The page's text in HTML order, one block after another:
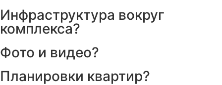
Инфраструктура вокруг
комплекса?
Фото и видео?
Планировки квартир?